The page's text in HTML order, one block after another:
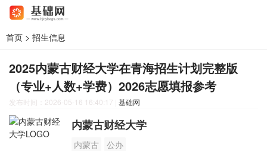
首页 > 招生信息
2025内蒙古财经大学在青海招生计划完整版
（专业+人数+学费）2026志愿填报参考
发布时间：2026-05-16 16:40:17 | 基础网
内蒙古财经大学
内蒙古
公办